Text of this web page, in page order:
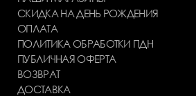
СКИДКА НА ДЕНЬ РОЖДЕНИЯ
ОПЛАТА
ПОЛИТИКА ОБРАБОТКИ ПДН
ПУБЛИЧНАЯ ОФЕРТА
ВОЗВРАТ
ДОСТАВКА